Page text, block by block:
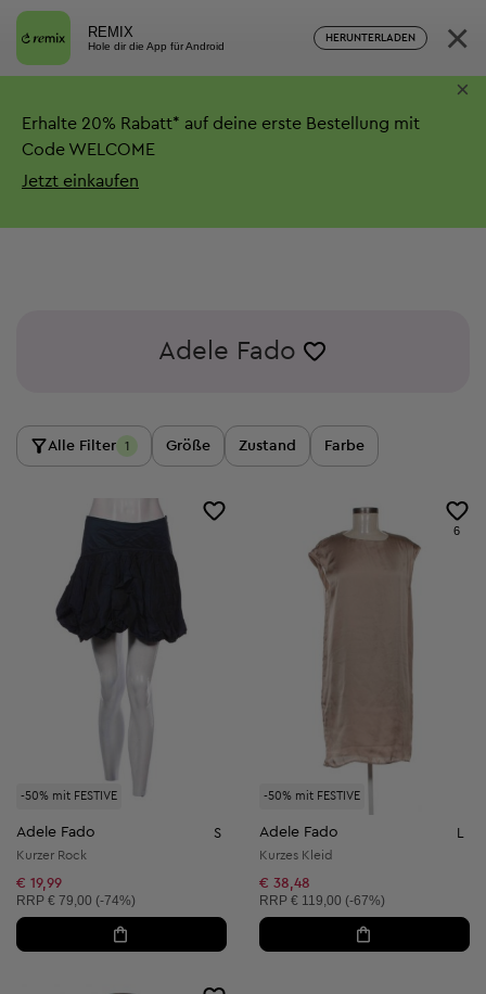
REMIX
Hole dir die App für Android
HERUNTERLADEN ×
Erhalte 20% Rabatt* auf deine erste Bestellung mit
Code WELCOME
Jetzt einkaufen
×
Adele Fado
Alle Filter 1 Größe Zustand Farbe
-50% mit FESTIVE
Adele Fado S
Kurzer Rock
€ 19,99
Unverbindliche Preisempfehlung:
RRP € 79,00 (-74%)
-50% mit FESTIVE
6
Adele Fado
Kurzes Kleid
€ 38,48
Unverbindliche Preisempfehlung:
RRP € 119,00 (-67%)